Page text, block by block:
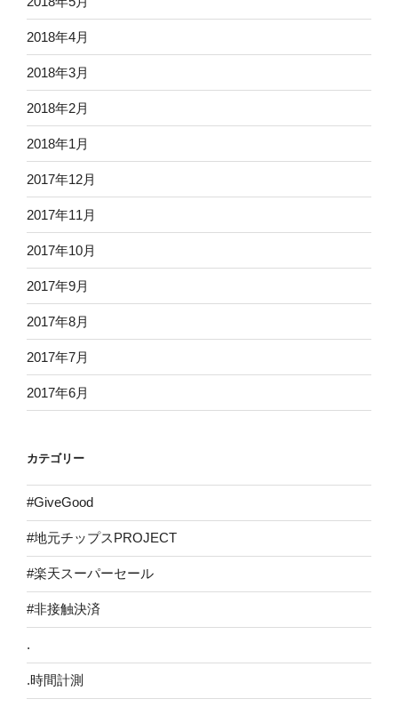
2018年4月
2018年3月
2018年2月
2018年1月
2017年12月
2017年11月
2017年10月
2017年9月
2017年8月
2017年7月
2017年6月
カテゴリー
#GiveGood
#地元チップスPROJECT
#楽天スーパーセール
#非接触決済
.
.時間計測